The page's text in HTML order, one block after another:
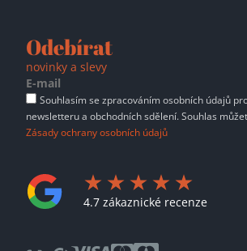
Odebírat
novinky a slevy
Souhlasím se zpracováním osobních údajů
newsletteru a obchodních sdělení. Souhlas
Zásady ochrany osobních údajů
4.7 zákaznické recenze